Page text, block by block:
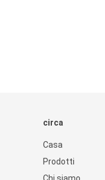
circa
Casa
Prodotti